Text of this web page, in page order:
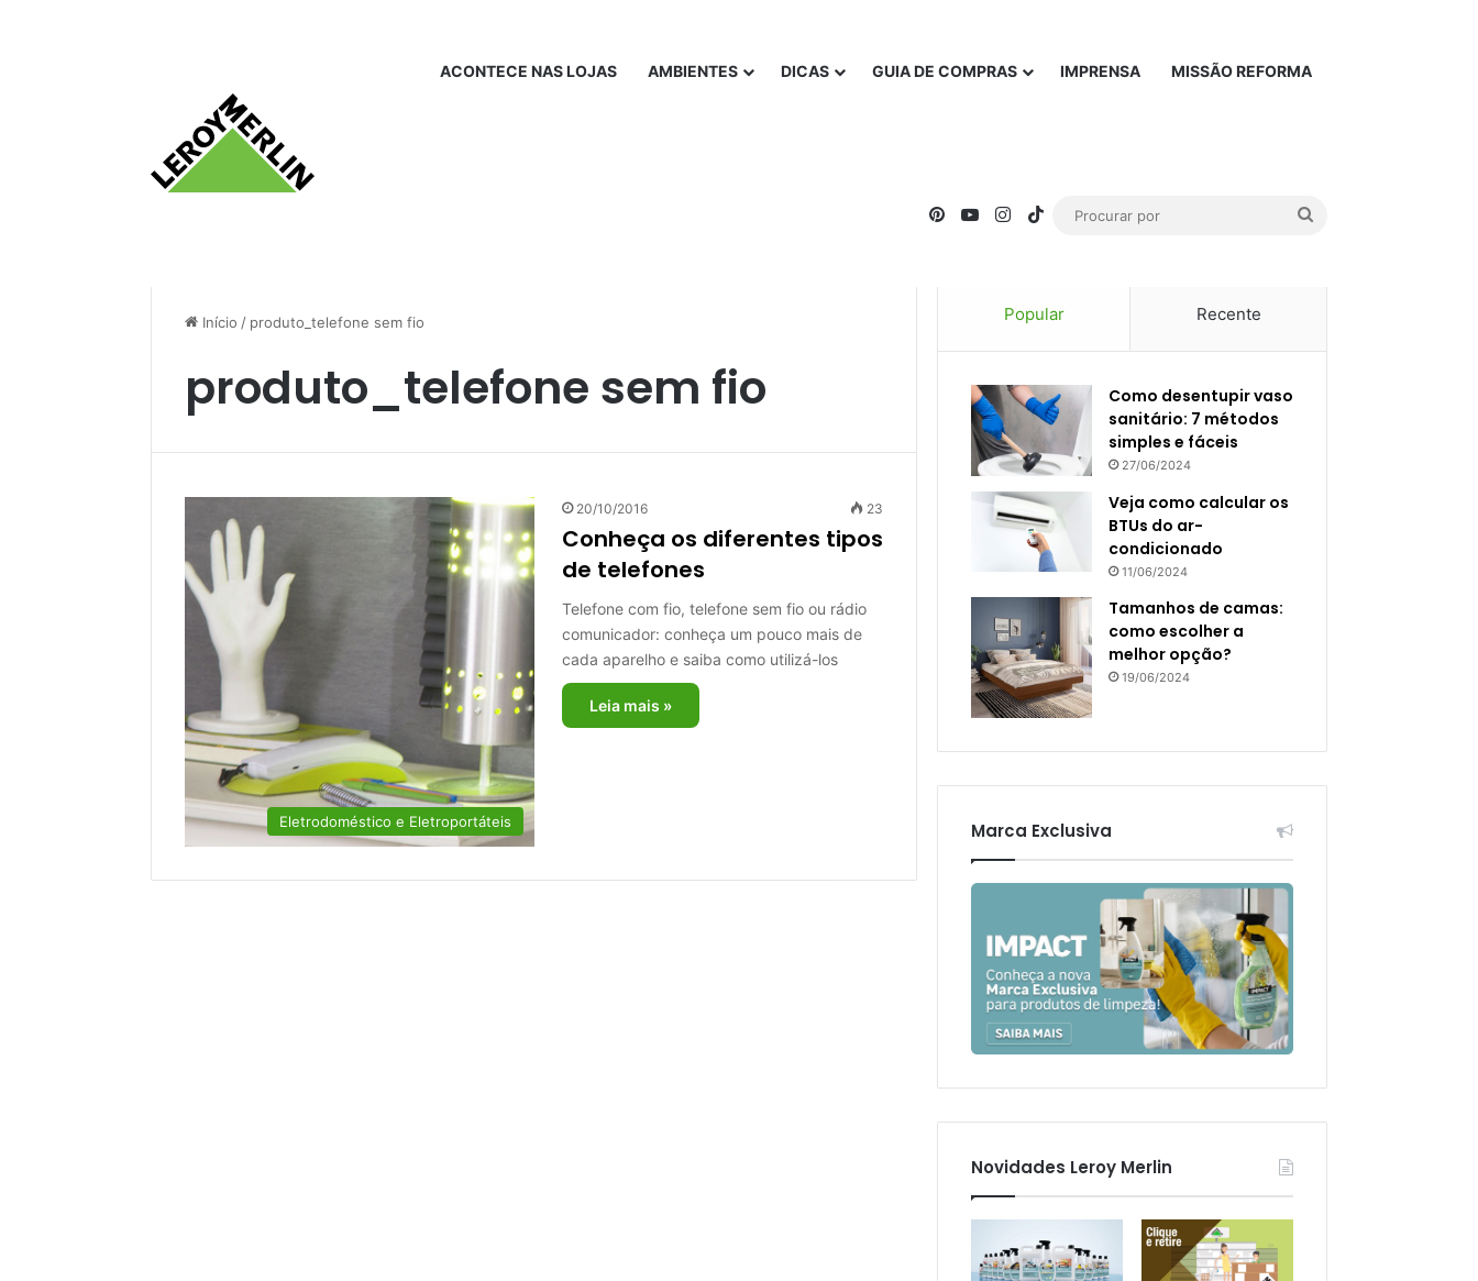
ACONTECE NAS LOJAS AMBIENTES DICAS GUIA DE COMPRAS IMPRENSA MISSÃO REFORMA
PinterestYouTubeInstagram
TikTok
Início / produto_telefone sem fio
produto_telefone sem fio
Eletrodoméstico e Eletroportáteis
20/10/2016 23
Conheça os diferentes tipos
de telefones
Telefone com fio, telefone sem fio ou rádio
comunicador: conheça um pouco mais de
cada aparelho e saiba como utilizá-los
Leia mais »
Popular Recente
Como desentupir vaso
sanitário: 7 métodos
simples e fáceis
27/06/2024
Veja como calcular os
BTUs do ar-
condicionado
11/06/2024
Tamanhos de camas:
como escolher a
melhor opção?
19/06/2024
Marca Exclusiva
Novidades Leroy Merlin